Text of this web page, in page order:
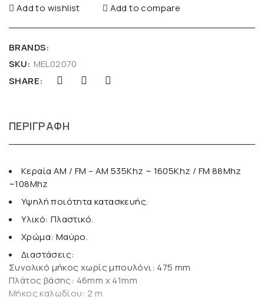
Add to wishlist Add to compare
BRANDS:
SKU: MEL02070
SHARE:
ΠΕΡΙΓΡΑΦΉ
Κεραία AM / FM – AM 535Khz ~ 1605Khz / FM 88Mhz
~108Mhz
Υψηλή ποιότητα κατασκευής.
Υλικό: Πλαστικό.
Χρώμα: Μαύρο.
Διαστάσεις:
Συνολικό μήκος χωρίς μπουλόνι: 475 mm
Πλάτος βάσης: 46mm x 41mm
Μήκος καλωδίου: 2 m